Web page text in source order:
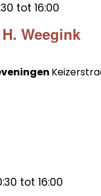
Weegink
tot 16:00
tot 16:00